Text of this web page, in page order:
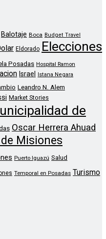
Balotaje Boca Budget Travel
Eldorado Elecciones
Posadas Hospital Ramon
Israel Istana Negara
Leandro N. Alem
Market Stories
de
Oscar Herrera Ahuad
Misiones
Puerto Iguazú Salud
Temporal en Posadas Turismo